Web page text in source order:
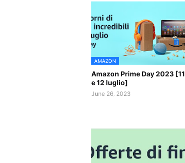
AMAZON
Amazon Prime Day 2023 [11
e 12 luglio]
June 26, 2023